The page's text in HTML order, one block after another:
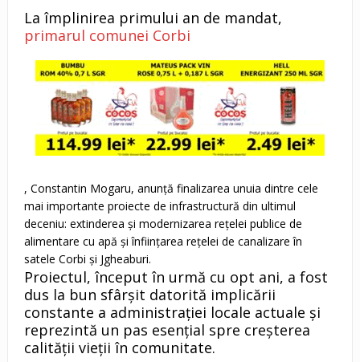
La împlinirea primului an de mandat,
primarul comunei Corbi
, Constantin Mogaru, anunță finalizarea unuia dintre cele
mai importante proiecte de infrastructură din ultimul
deceniu: extinderea și modernizarea rețelei publice de
alimentare cu apă și înființarea rețelei de canalizare în
satele Corbi și Jgheaburi.
Proiectul, început în urmă cu opt ani, a fost
dus la bun sfârșit datorită implicării
constante a administrației locale actuale și
reprezintă un pas esențial spre creșterea
calității vieții în comunitate.